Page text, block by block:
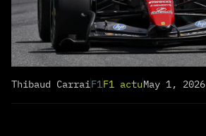
Thibaud CarraiF1F1 actuMay 1, 2026